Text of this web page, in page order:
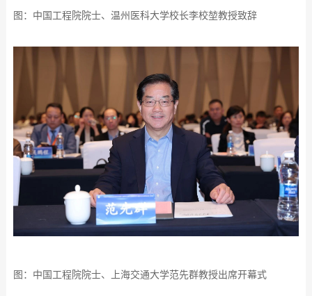
图：中国工程院院士、温州医科大学校长李校堃教授致辞
图：中国工程院院士、上海交通大学范先群教授出席开幕式